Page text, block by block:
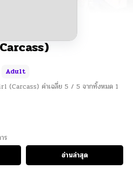
Adult
(Carcass) ค่าเฉลี่ย 5 / 5 จากทั้งหมด 1
ร
อ่านล่าสุด